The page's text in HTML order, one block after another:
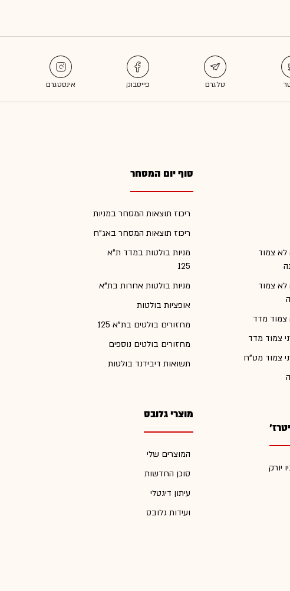
לא צמוד
לא צמוד
צמוד מדד
צמוד מדד
צמוד מט"ח
יורק
סוף יום המסחר
ריכוז תוצאות המסחר במניות
ריכוז תוצאות המסחר באג"ח
מניות בולטות במדד ת"א
125
מניות בולטות אחרות בת"א
אופציות בולטות
מחזורים בולטים בת"א 125
מחזורים בולטים נוספים
תשואות דיבידנד בולטות
מוצרי גלובס
המוצרים שלי
סוכן החדשות
עיתון דיגטלי
ועידות גלובס